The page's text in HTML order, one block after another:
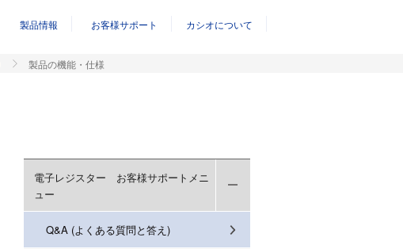
製品情報 お客様サポート カシオについて
製品の機能・仕様
電子レジスター お客様サポートメニ
ュー
Q&A (よくある質問と答え)